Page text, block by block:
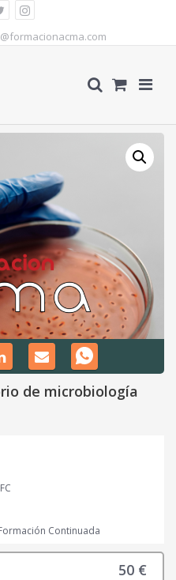
de microbiología
Continuada
50 €